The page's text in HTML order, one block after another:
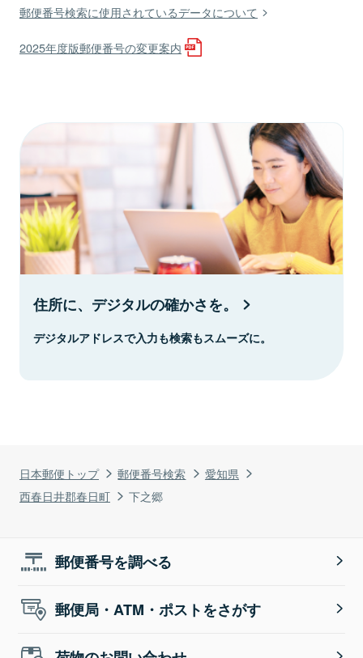
日本郵便トップ 郵便番号検索
愛知県
西春日井郡春日町
下之郷
郵便番号検索に使用されているデータについて
2025年度版郵便番号の変更案内
住所に、デジタルの確かさを。
デジタルアドレスで入力も検索もスムーズに。
郵便番号を調べる
郵便局・ATM・ポストをさがす